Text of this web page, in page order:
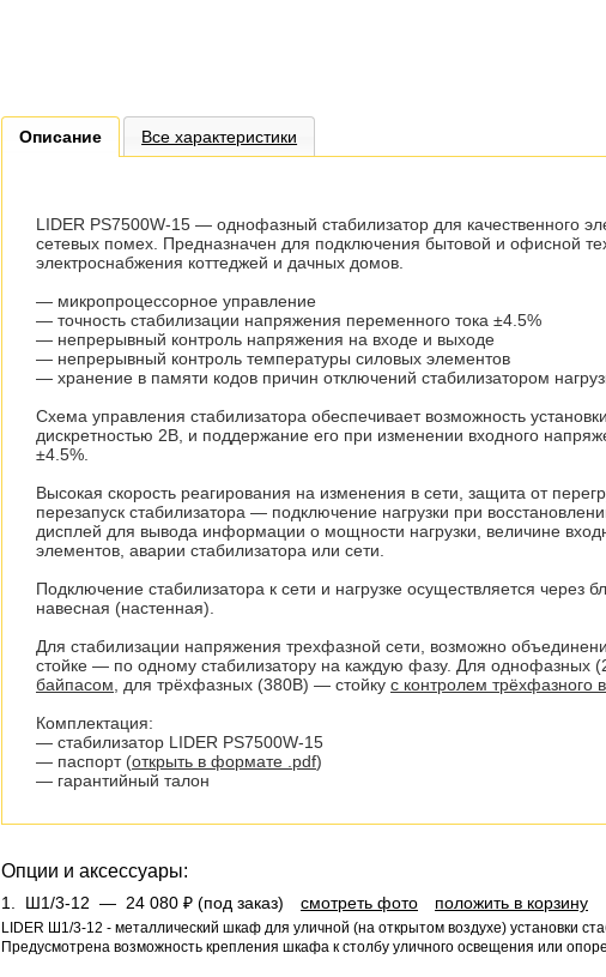
Описание Все характеристики
LIDER PS7500W-15 — однофазный стабилизатор для качественного
сетевых помех. Предназначен для подключения бытовой и офисной
электроснабжения коттеджей и дачных домов.
— микропроцессорное управление
— точность стабилизации напряжения переменного тока ±4.5%
— непрерывный контроль напряжения на входе и выходе
— непрерывный контроль температуры силовых элементов
— хранение в памяти кодов причин отключений стабилизатором
Схема управления стабилизатора обеспечивает возможность
дискретностью 2В, и поддержание его при изменении входного
±4.5%.
Высокая скорость реагирования на изменения в сети, защита от
перезапуск стабилизатора — подключение нагрузки при
дисплей для вывода информации о мощности нагрузки, величине
элементов, аварии стабилизатора или сети.
Подключение стабилизатора к сети и нагрузке осуществляется
навесная (настенная).
Для стабилизации напряжения трехфазной сети, возможно
стойке — по одному стабилизатору на каждую фазу. Для однофазных
байпасом , для трёхфазных (380В) — стойку с контролем трёхфазного
Комплектация:
— стабилизатор LIDER PS7500W-15
— паспорт (открыть в формате .pdf)
— гарантийный талон
Опции и аксессуары:
1. Ш1/3-12 — 24 080 ₽ (под заказ) смотреть фото положить в корзину
LIDER Ш1/3-12 - металлический шкаф для уличной (на открытом воздухе) установки
Предусмотрена возможность крепления шкафа к столбу уличного освещения или